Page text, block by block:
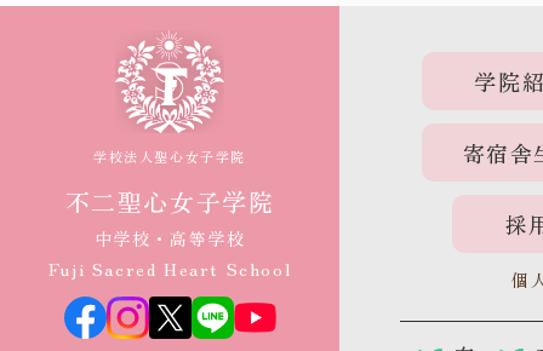
学校法人聖心女子学院
不二聖心女子学院
中学校・高等学校
Fuji Sacred Heart School
学院
寄宿舎
採
個